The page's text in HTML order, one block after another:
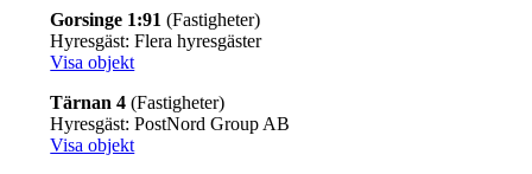
Gorsinge 1:91 (Fastigheter)
Hyresgäst: Flera hyresgäster
Visa objekt
Tärnan 4 (Fastigheter)
Hyresgäst: PostNord Group AB
Visa objekt